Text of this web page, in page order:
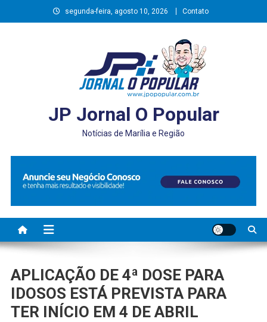
to
segunda-feira, agosto 10, 2026 Contato
JP Jornal O Popular
Notícias de Marília e Região
APLICAÇÃO DE 4ª DOSE PARA
IDOSOS ESTÁ PREVISTA PARA
TER INÍCIO EM 4 DE ABRIL